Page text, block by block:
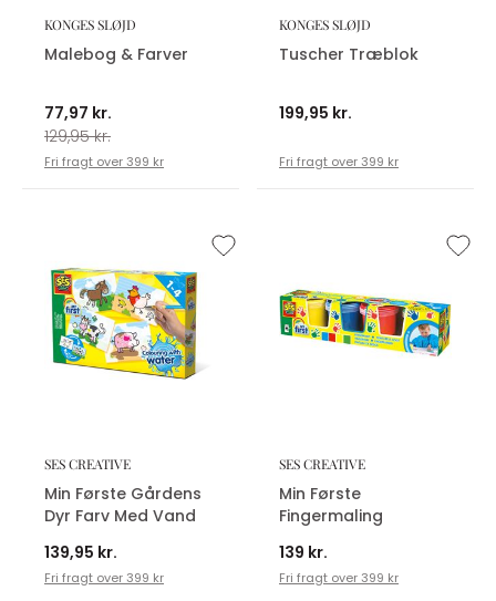
KONGES SLØJD
Malebog & Farver
77,97 kr.
129,95 kr.
Fri fragt over 399 kr
KONGES SLØJD
Tuscher Træblok
199,95 kr.
Fri fragt over 399 kr
SES CREATIVE
Min Første Gårdens
Dyr Farv Med Vand
139,95 kr.
Fri fragt over 399 kr
SES CREATIVE
Min Første
Fingermaling
139 kr.
Fri fragt over 399 kr